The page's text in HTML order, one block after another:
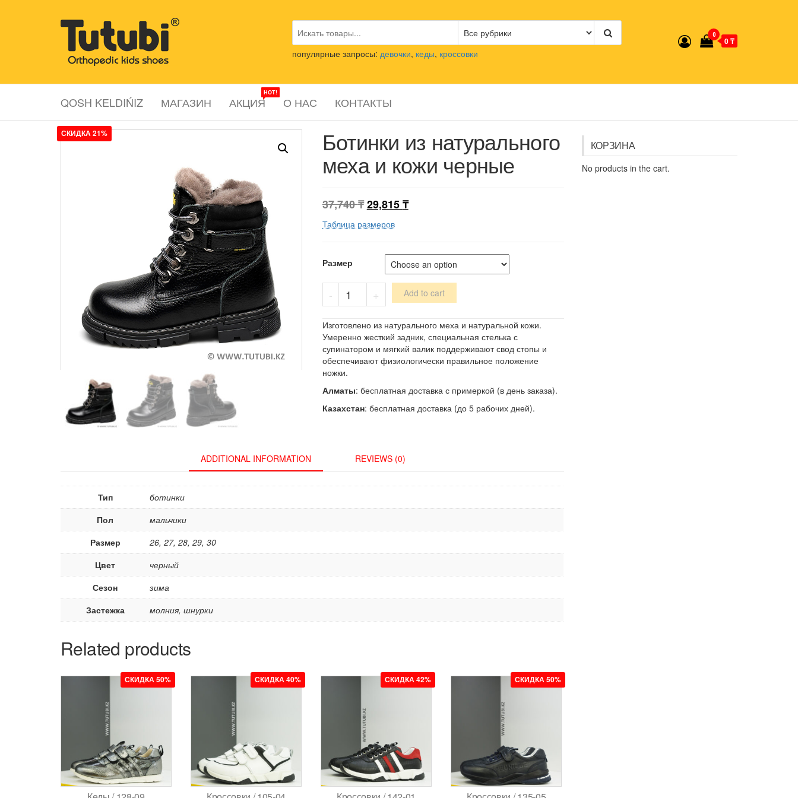
популярные запросы: девочки, кеды, кроссовки
0
0 ₸
QOSH KELDIŃIZ МАГАЗИН АКЦИЯ
HOT!
О НАС КОНТАКТЫ
СКИДКА 21% Ботинки из натурального
меха и кожи черные
37,740₸ 29,815₸
Таблица размеров
Размер
-
меха
и
кожи
черные
quantity
+ Add to cart
Изготовлено из натурального меха и натуральной кожи.
Умеренно жесткий задник, специальная стелька с
супинатором и мягкий валик поддерживают свод стопы и
обеспечивают физиологически правильное положение
ножки.
Алматы: бесплатная доставка с примеркой (в день заказа).
Казахстан: бесплатная доставка (до 5 рабочих дней).
ADDITIONAL INFORMATION REVIEWS (0)
Тип
ботинки
Пол
мальчики
Размер
26, 27, 28, 29, 30
Цвет
черный
Сезон
зима
Застежка
молния, шнурки
Related products
СКИДКА 50% СКИДКА 40% СКИДКА 42% СКИДКА 50%
КОРЗИНА
No products in the cart.